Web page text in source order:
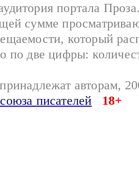
портала
сумме
который
по две цифры:
авторам,
писателей
18+